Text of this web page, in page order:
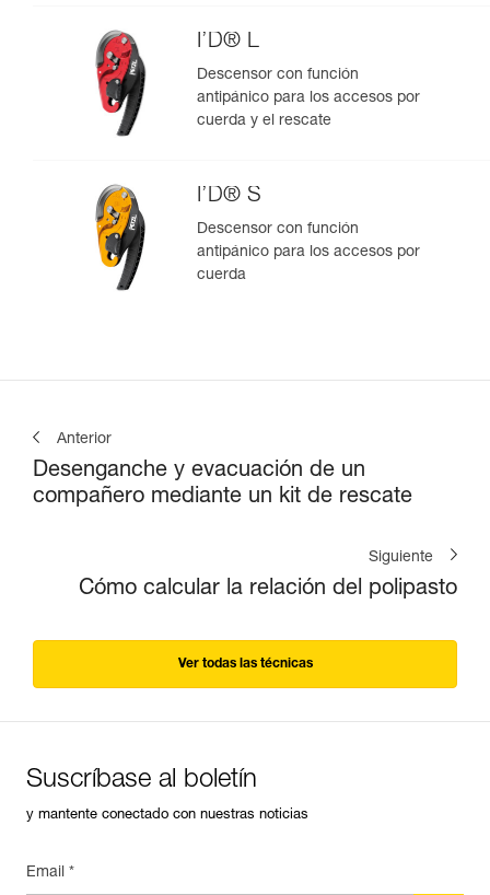
I’D® L
Descensor con función
antipánico para los accesos por
cuerda y el rescate
I’D® S
Descensor con función
antipánico para los accesos por
cuerda
Anterior
Desenganche y evacuación de un
compañero mediante un kit de rescate
Siguiente
Cómo calcular la relación del polipasto
Ver todas las técnicas
Suscríbase al boletín
y mantente conectado con nuestras noticias
Email *